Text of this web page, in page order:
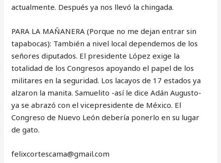
actualmente. Después ya nos llevó la chingada.
PARA LA MAÑANERA (Porque no me dejan entrar sin
tapabocas): También a nivel local dependemos de los
señores diputados. El presidente López exige la
totalidad de los Congresos apoyando el papel de los
militares en la seguridad. Los lacayos de 17 estados ya
alzaron la manita. Samuelito -así le dice Adán Augusto-
ya se abrazó con el vicepresidente de México. El
Congreso de Nuevo León debería ponerlo en su lugar
de gato.
‎felixcortescama@gmail.com